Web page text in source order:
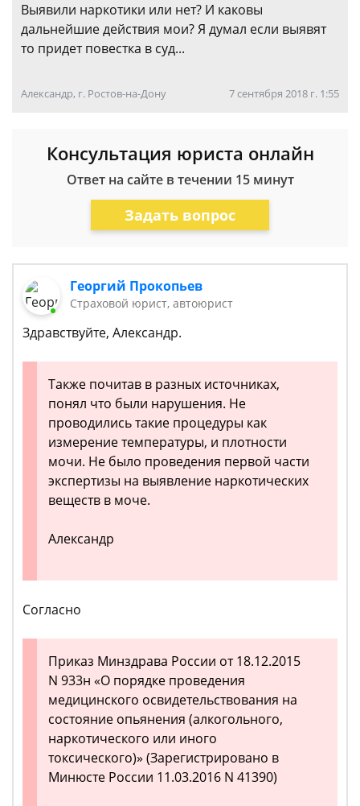
Выявили наркотики или нет? И каковы
дальнейшие действия мои? Я думал если выявят
то придет повестка в суд...
Александр, г. Ростов-на-Дону 7 сентября 2018 г. 1:55
Консультация юриста онлайн
Ответ на сайте в течении 15 минут
Задать вопрос
Георгий Прокопьев
Страховой юрист, автоюрист
Здравствуйте, Александр.
Также почитав в разных источниках,
понял что были нарушения. Не
проводились такие процедуры как
измерение температуры, и плотности
мочи. Не было проведения первой части
экспертизы на выявление наркотических
веществ в моче.
Александр
Согласно
Приказ Минздрава России от 18.12.2015
N 933н «О порядке проведения
медицинского освидетельствования на
состояние опьянения (алкогольного,
наркотического или иного
токсического)» (Зарегистрировано в
Минюсте России 11.03.2016 N 41390)